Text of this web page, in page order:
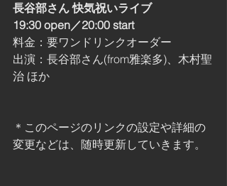
長谷部さん 快気祝いライブ
19:30 open／20:00 start
料金：要ワンドリンクオーダー
出演：長谷部さん(from雅楽多)、木村聖
治 ほか
＊このページのリンクの設定や詳細の
変更などは、随時更新していきます。